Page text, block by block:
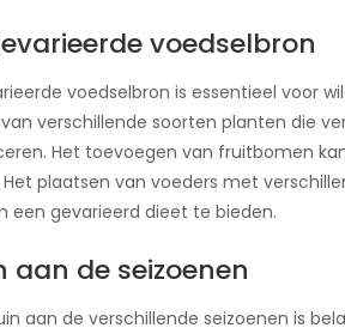
voedselbron
voedselbron is essentieel voor
verschillende soorten planten die
Het toevoegen van fruitbomen
plaatsen van voeders met
een gevarieerd dieet te bieden.
aan de seizoenen
aan de verschillende seizoenen is